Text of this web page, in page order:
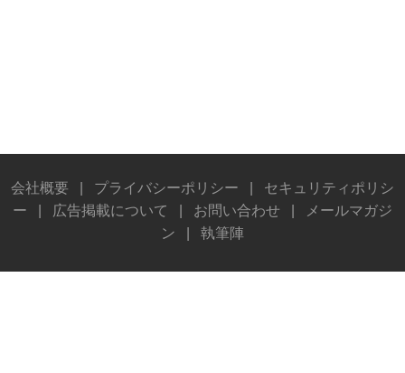
会社概要 プライバシーポリシー
セキュリティポリシ
ー
広告掲載について お問い合わせ
メールマガジ
ン
執筆陣